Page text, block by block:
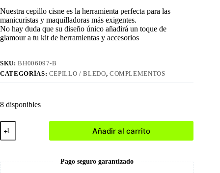
Nuestra cepillo cisne es la herramienta perfecta para las
manicuristas y maquilladoras más exigentes.
No hay duda que su diseño único añadirá un toque de
glamour a tu kit de herramientas y accesorios
SKU:BH006097-B
CATEGORÍAS: CEPILLO / BLEDO, COMPLEMENTOS
8 disponibles
Cepillo
Bledo
cantidad
Añadir al carrito
Pago seguro garantizado